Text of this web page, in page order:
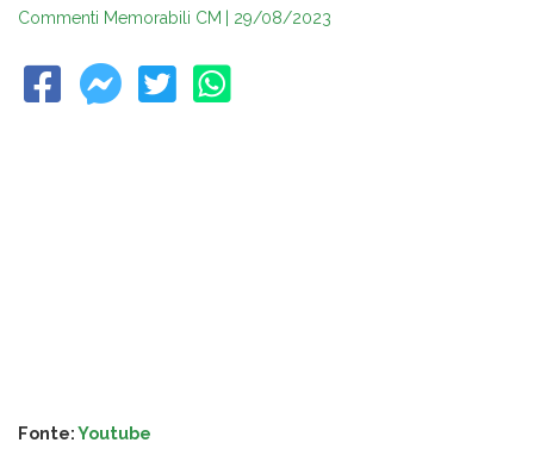
Commenti Memorabili CM | 29/08/2023
Fonte:Youtube